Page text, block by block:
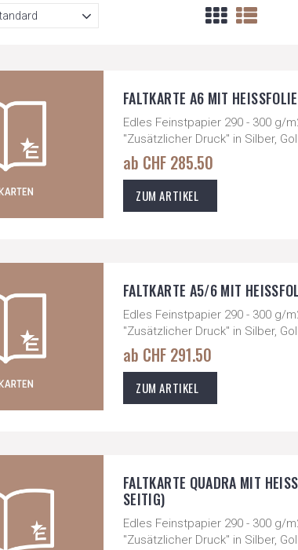
FALTKARTE A6 MIT
Edles Feinstpapier 290 - 300 g/
"Zusätzlicher Druck" in Silber,
ab CHF 285.50
ZUM ARTIKEL
FALTKARTE A5/6 MIT
Edles Feinstpapier 290 - 300 g/
"Zusätzlicher Druck" in Silber,
ab CHF 291.50
ZUM ARTIKEL
FALTKARTE QUADRA MIT
SEITIG)
Edles Feinstpapier 290 - 300 g/
"Zusätzlicher Druck" in Silber,